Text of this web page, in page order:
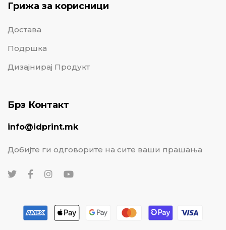
Грижа за корисници
Достава
Подршка
Дизајнирај Продукт
Брз Контакт
info@idprint.mk
Добијте ги одговорите на сите ваши прашања